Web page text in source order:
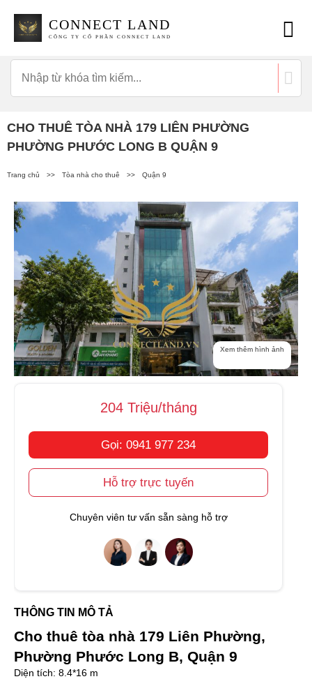
CONNECT LAND
CÔNG TY CỔ PHẦN CONNECT LAND
CHO THUÊ TÒA NHÀ 179 LIÊN PHƯỜNG
PHƯỜNG PHƯỚC LONG B QUẬN 9
Trang chủ >> Tòa nhà cho thuê >> Quận 9
Xem thêm hình ảnh
204 Triệu/tháng
Gọi: 0941 977 234
Hỗ trợ trực tuyến
Chuyên viên tư vấn sẵn sàng hỗ trợ
THÔNG TIN MÔ TẢ
Cho thuê tòa nhà 179 Liên Phường,
Phường Phước Long B, Quận 9
Diện tích: 8.4*16 m